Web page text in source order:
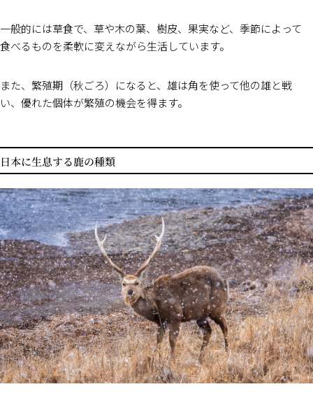
一般的には草食で、草や木の葉、樹皮、果実など、季節によって
食べるものを柔軟に変えながら生活しています。
また、繁殖期（秋ごろ）になると、雄は角を使って他の雄と戦
い、優れた個体が繁殖の機会を得ます。
日本に生息する鹿の種類